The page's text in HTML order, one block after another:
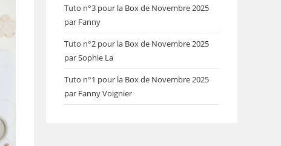
Tuto n°3 pour la Box de Novembre 2025
par Fanny
Tuto n°2 pour la Box de Novembre 2025
par Sophie La
Tuto n°1 pour la Box de Novembre 2025
par Fanny Voignier